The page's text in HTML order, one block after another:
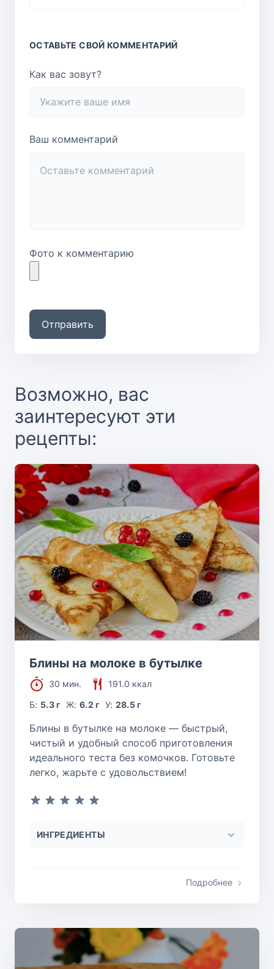
ОСТАВЬТЕ СВОЙ КОММЕНТАРИЙ
Как вас зовут?
Ваш комментарий
Фото к комментарию
Отправить
Возможно, вас
заинтересуют эти
рецепты:
Блины на молоке в бутылке
30 мин.
191.0 ккал
Б: 5.3 г Ж: 6.2 г У: 28.5 г
Блины в бутылке на молоке — быстрый,
чистый и удобный способ приготовления
идеального теста без комочков. Готовьте
легко, жарьте с удовольствием!
ИНГРЕДИЕНТЫ
Подробнее